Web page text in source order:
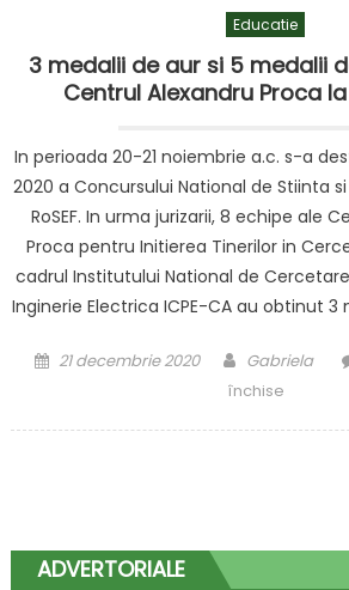
Educatie
3 medalii de aur si 5 medalii
Centrul Alexandru Proca la
In perioada 20-21 noiembrie a.c. s-a
2020 a Concursului National de Stiinta
RoSEF. In urma jurizarii, 8 echipe ale
Proca pentru Initierea Tinerilor in
cadrul Institutului National de
Inginerie Electrica ICPE-CA au obtinut 3
Posted
21 decembrie 2020 Author
Gabriela
închisepentru
5
ADVERTORIALE